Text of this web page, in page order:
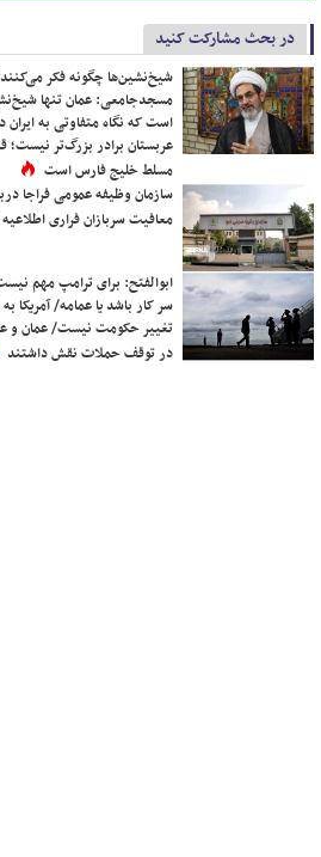
در بحث مشارکت کنید
شیخ‌نشین‌ها چگونه فکر
مسجدجامعی: عمان تنها
است که نگاه متفاوتی به ایران
عربستان برادر بزرگ‌تر نیست؛
مسلط خلیج فارس است
سازمان وظیفه عمومی فراجا
معافیت سربازان فراری
ابوالفتح: برای ترامپ مهم
سر کار باشد یا عمامه/ آمریکا
تغییر حکومت نیست/ عمان و
در توقف حملات نقش داشتند